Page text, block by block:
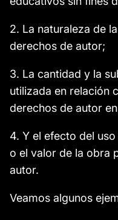
2. La naturaleza de
derechos de autor;
3. La cantidad y la
utilizada en relación
derechos de autor
4. Y el efecto del
o el valor de la obra
autor.
Veamos algunos